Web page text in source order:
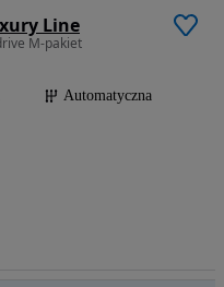
Line
M-pakiet
Automatyczna